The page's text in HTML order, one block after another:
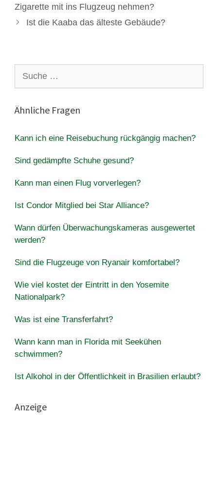
Zigarette mit ins Flugzeug nehmen?
Ist die Kaaba das älteste Gebäude?
nach:
Ähnliche Fragen
Kann ich eine Reisebuchung rückgängig machen?
Sind gedämpfte Schuhe gesund?
Kann man einen Flug vorverlegen?
Ist Condor Mitglied bei Star Alliance?
Wann dürfen Überwachungskameras ausgewertet
werden?
Sind die Flugzeuge von Ryanair komfortabel?
Wie viel kostet der Eintritt in den Yosemite
Nationalpark?
Was ist eine Transferfahrt?
Wann kann man in Florida mit Seekühen
schwimmen?
Ist Alkohol in der Öffentlichkeit in Brasilien erlaubt?
Anzeige